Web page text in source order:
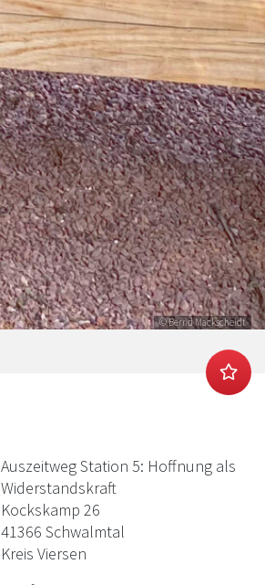
© Bernd Mackscheidt
Auszeitweg Station 5: Hoffnung als
Widerstandskraft
Kockskamp 26
41366 Schwalmtal
Kreis Viersen